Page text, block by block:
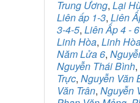
Trung Ương, Lại
Liên ấp 1-3, Liên
3-4-5, Liên Ấp 4 - 6
Linh Hòa, Linh
Năm Lửa 6,
Nguyễn Thái Bình,
Trực, Nguyễn Văn
Văn Trân, Nguyễn